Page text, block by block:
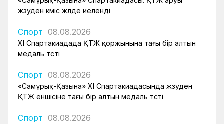
жүзуден күміс жүлде иеленді
Спорт 08.08.2026
XI Спартакиадада ҚТЖ қоржынына тағы бір алтын
медаль түсті
Спорт 08.08.2026
«Самұрық-Қазына» XI Спартакиадасында жүзуден
ҚТЖ еншісіне тағы бір алтын медаль түсті
Спорт 08.08.2026